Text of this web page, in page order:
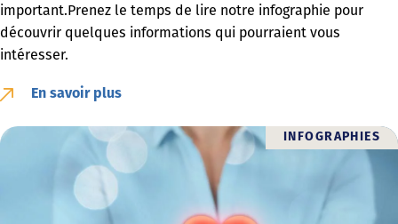
important.Prenez le temps de lire notre infographie pour
découvrir quelques informations qui pourraient vous
intéresser.
En savoir plus
INFOGRAPHIES